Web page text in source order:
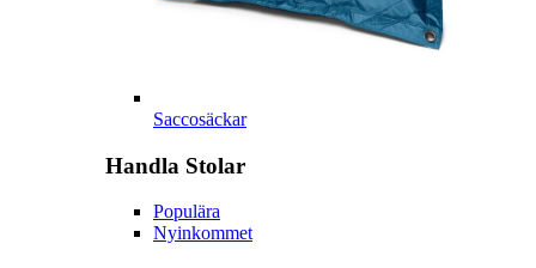
Saccosäckar
Handla Stolar
Populära
Nyinkommet